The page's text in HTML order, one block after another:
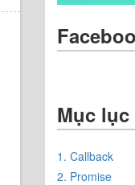
Mục lục
1. Callback
2. Promise